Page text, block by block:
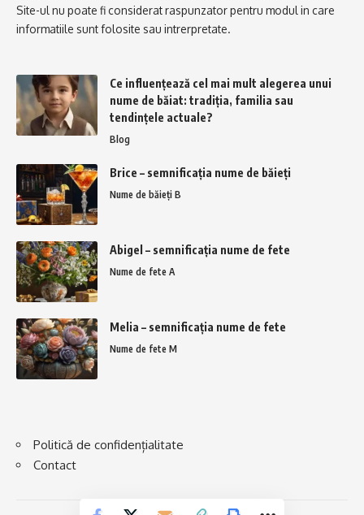
Site-ul nu poate fi considerat raspunzator pentru modul in care
informatiile sunt folosite sau intrerpretate.
Ce influențează cel mai mult alegerea unui
nume de băiat: tradiția, familia sau
tendințele actuale?
Blog
Brice – semnificația nume de băieți
Nume de băieți B
Abigel – semnificația nume de fete
Nume de fete A
Melia – semnificația nume de fete
Nume de fete M
Politică de confidențialitate
Contact